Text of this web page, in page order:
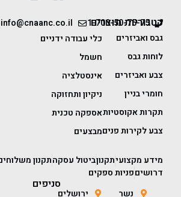
1-700-50-75-75
info@cnaanc.co.il קטגוריות מוצרים
גבס ואביזרים
לוחות גבס
צבע ואביזרים
חומרי בניין
תקרות אקוסטיות
צבע לקירות פנים
כלי עבודה ידניים
חשמל
אינסטלציה
ניקיון ותחזוקה
אספקה טכנית
מבצעים
מידע מקצועיתקנוןביטול עסקהתקנון
דרושיםפניות ספקים
סניפים
נשר ירושלים